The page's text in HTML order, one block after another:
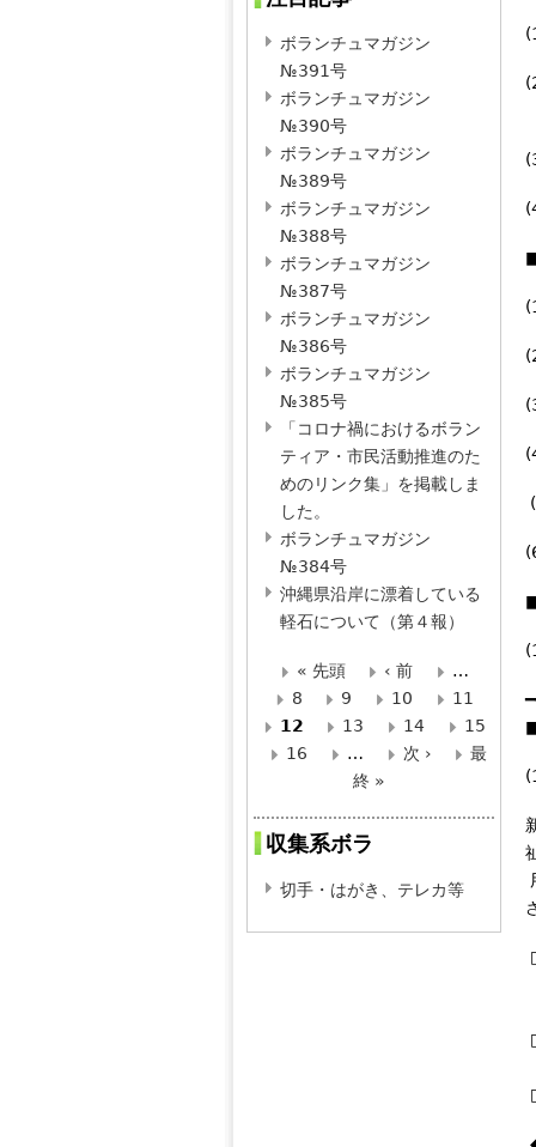
ボランチュマガジン
№391号
ボランチュマガジン
№390号
ボランチュマガジン
№389号
ボランチュマガジン
№388号
ボランチュマガジン
№387号
ボランチュマガジン
№386号
ボランチュマガジン
№385号
「コロナ禍におけるボラン
ティア・市民活動推進のた
めのリンク集」を掲載しま
した。
ボランチュマガジン
№384号
沖縄県沿岸に漂着している
軽石について（第４報）
ー
« 先頭 ‹ 前
…
8
9 10
11
12
13 14
15
16
… 次 ›
最
終 »
収集系ボラ
切手・はがき、テレカ等